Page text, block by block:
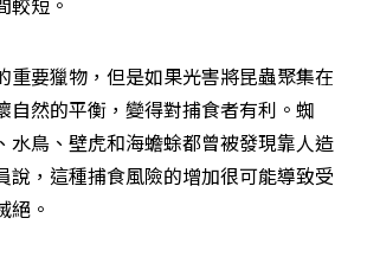
重要獵物，但是如果光害將昆蟲聚集在
自然的平衡，變得對捕食者有利。蜘
水鳥、壁虎和海蟾蜍都曾被發現靠人造
說，這種捕食風險的增加很可能導致受
絕。